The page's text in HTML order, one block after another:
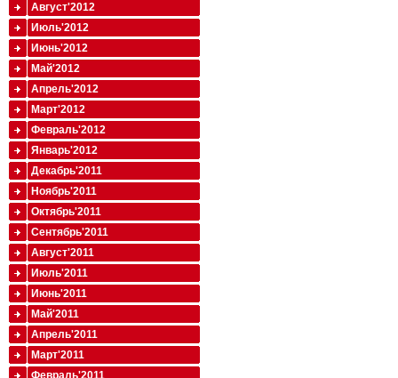
Август'2012
Июль'2012
Июнь'2012
Май'2012
Апрель'2012
Март'2012
Февраль'2012
Январь'2012
Декабрь'2011
Ноябрь'2011
Октябрь'2011
Сентябрь'2011
Август'2011
Июль'2011
Июнь'2011
Май'2011
Апрель'2011
Март'2011
Февраль'2011